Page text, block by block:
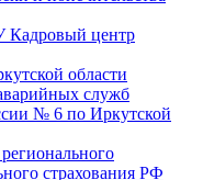
центр
области
служб
№ 6 по Иркутской
страхования РФ